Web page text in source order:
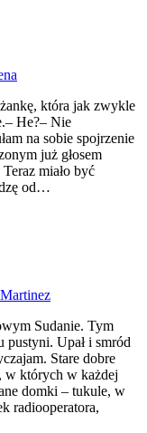
która jak zwykle
He?– Nie
na sobie spojrzenie
już głosem
miało być
od…
Sudanie. Tym
Upał i smród
Stare dobre
w których w każdej
domki – tukule, w
radiooperatora,